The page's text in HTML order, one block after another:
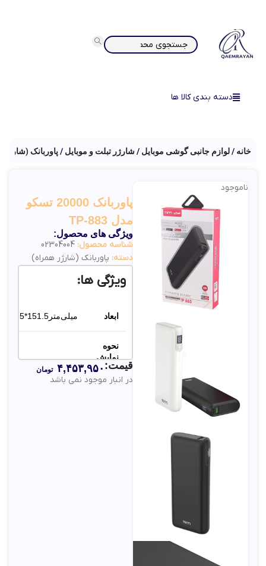
دسته بندی کالا ها
خانه لوازم جانبی گوشی موبایل شارژر تبلت و موبایل پاوربانک (شارژر
ناموجود
پاوربانک 20000 تسکو
مدل TP-883
ویژگی های محصول:
شناسه محصول: 02304004
دسته: پاوربانک (شارژر همراه)
ویژگی ها:
ابعاد میلی‌متر151.5*65.5*25
نحوه
نمایش
میزان
شارژ
صفحه نمایش LCD
در انبار موجود نمی باشد
قیمت: ۴,۴۵۳,۹۵۰ تومان